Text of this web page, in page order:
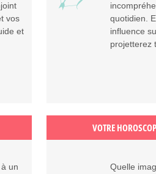
vos
et
quotidien.
influence
projetterez
un
VOTRE
Quelle